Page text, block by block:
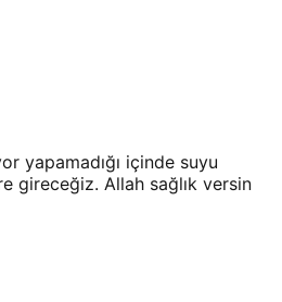
yapamadığı içinde suyu
gireceğiz. Allah sağlık versin